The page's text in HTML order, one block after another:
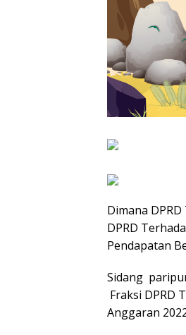
Dimana
DPRD
Pendapatan
Sidang
Fraksi DPRD
Anggaran